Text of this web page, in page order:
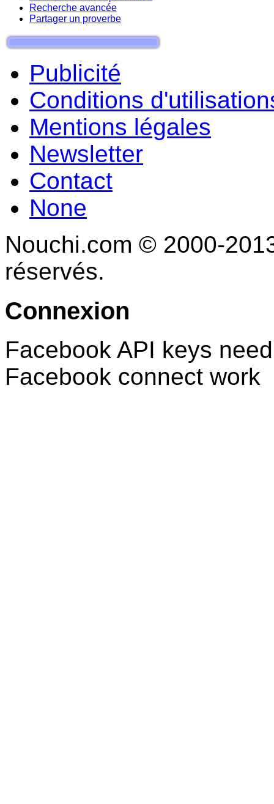
Recherche avancée
Partager un proverbe
Publicité
Conditions
Mentions légales
Newsletter
Contact
None
Nouchi.com © 2000-
réservés.
Connexion
Facebook API keys
Facebook connect work